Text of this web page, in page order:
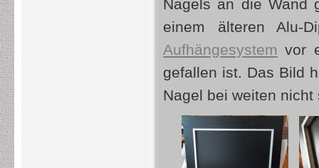
Nagels an die Wand
einem älteren
Aufhängesystem vor
gefallen ist. Das Bild
Nagel bei weiten